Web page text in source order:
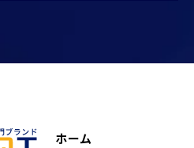
ホーム